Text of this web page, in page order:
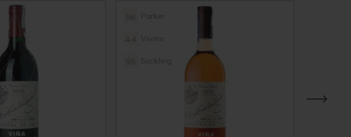
Parker
Vivino
Suckling